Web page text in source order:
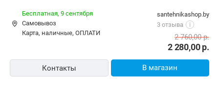
santehnikashop.by
3 отзыва
i
Бесплатная, 9 сентября
Самовывоз
карта, наличные, ОПЛАТИ
2 280,00р.
2 760,00р.
Контакты В магазин